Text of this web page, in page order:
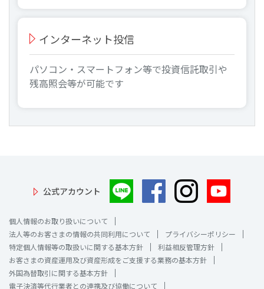
インターネット投信
パソコン・スマートフォン等で投資信託取引や
残高照会等が可能です
公式アカウント
個人情報のお取り扱いについて
法人等のお客さまの情報の共同利用について
プライバシーポリシー
特定個人情報等の取扱いに関する基本方針
利益相反管理方針
お客さまの資産運用及び資産形成をご支援する業務の基本方針
外国為替取引に関する基本方針
電子決済等代行業者との連携及び協働について